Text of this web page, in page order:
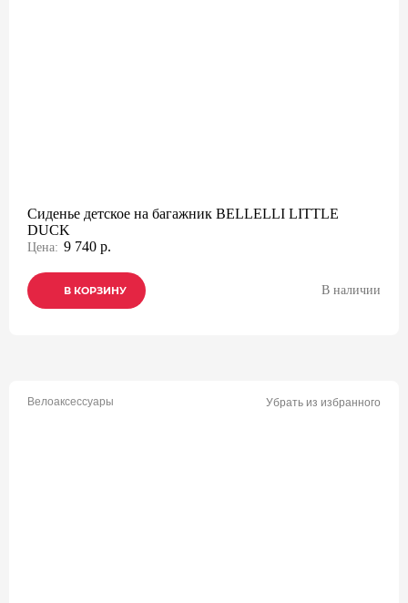
Сиденье детское на багажник BELLELLI LITTLE
DUCK
Цена: 9 740 р.
В КОРЗИНУ
В КОРЗИНУ
В КОРЗИНУ В наличии
Велоаксессуары Убрать из избранного